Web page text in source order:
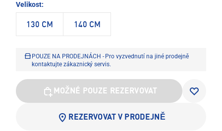
Velikost:
130 CM 140 CM
POUZE NA PRODEJNÁCH - Pro vyzvednutí na jiné prodejně
kontaktujte zákaznický servis.
MOŽNÉ POUZE REZERVOVAT
REZERVOVAT V PRODEJNĚ